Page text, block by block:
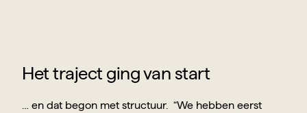
Het traject ging van start
… en dat begon met structuur.  “We hebben eerst